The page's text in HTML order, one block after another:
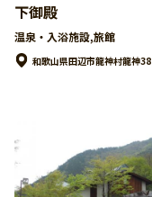
下御殿
温泉・入浴施設,旅館
和歌山県田辺市龍神村龍神38